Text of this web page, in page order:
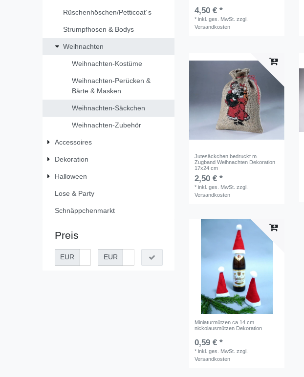
Rüschenhöschen/Petticoat´s
Strumpfhosen & Bodys
Weihnachten
Weihnachten-Kostüme
Weihnachten-Perücken &
Bärte & Masken
Weihnachten-Säckchen
Weihnachten-Zubehör
Accessoires
Dekoration
Halloween
Lose & Party
Schnäppchenmarkt
Preis
EUR EUR
4,50 € *
*inkl. ges. MwSt. zzgl.
Versandkosten
Jutesäckchen bedruckt m.
Zugband Weihnachten Dekoration
17x24 cm
2,50 € *
*inkl. ges. MwSt. zzgl.
Versandkosten
Miniaturmützen ca 14 cm
nickolausmützen Dekoration
0,59 € *
*inkl. ges. MwSt. zzgl.
Versandkosten